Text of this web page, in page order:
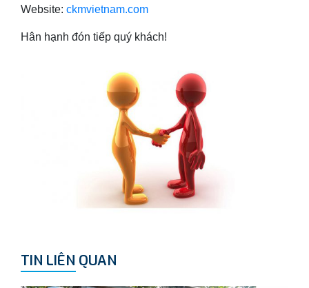
Website: ckmvietnam.com
Hân hạnh đón tiếp quý khách!
TIN LIÊN QUAN